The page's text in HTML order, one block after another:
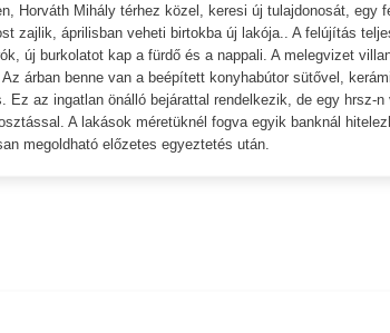
Horváth Mihály térhez közel, keresi új tulajdonosát, egy
zajlik, áprilisban veheti birtokba új lakója.. A felújítás
új burkolatot kap a fürdő és a nappali. A melegvizet
árban benne van a beépített konyhabútor sütővel,
Ez az ingatlan önálló bejárattal rendelkezik, de egy hrsz-
A lakások méretüknél fogva egyik banknál
megoldható előzetes egyeztetés után.